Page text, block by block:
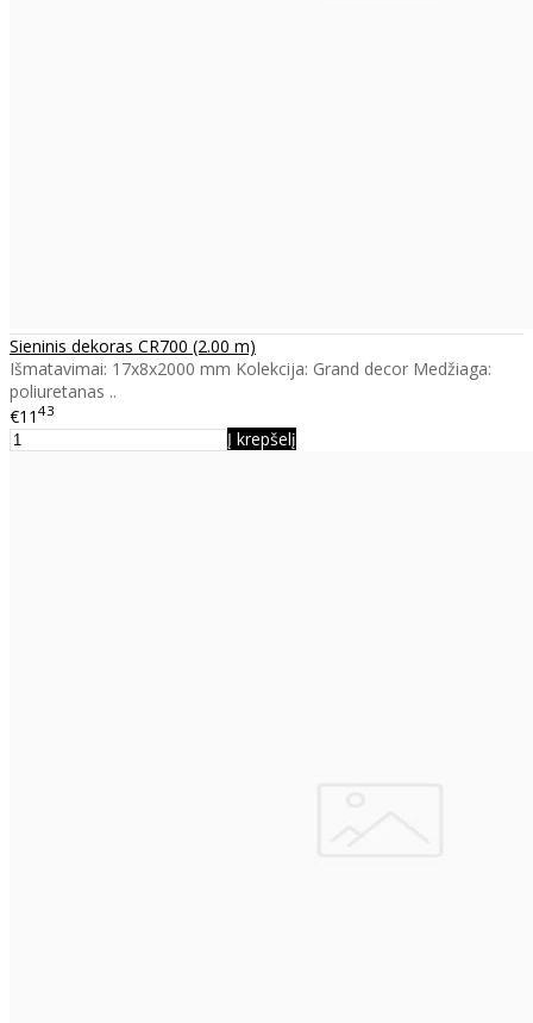
Sieninis dekoras CR700 (2.00 m)
Išmatavimai: 17x8x2000 mm Kolekcija: Grand decor Medžiaga:
poliuretanas ..
€11 43
Į krepšelį